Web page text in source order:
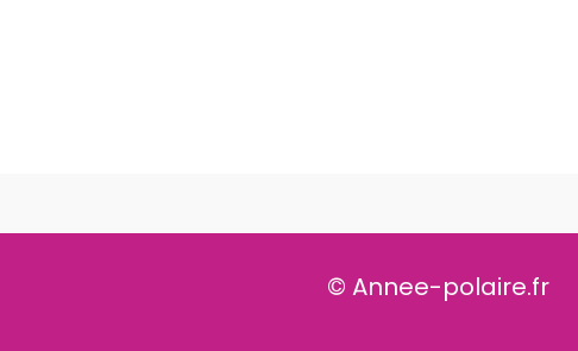
© Annee-polaire.fr